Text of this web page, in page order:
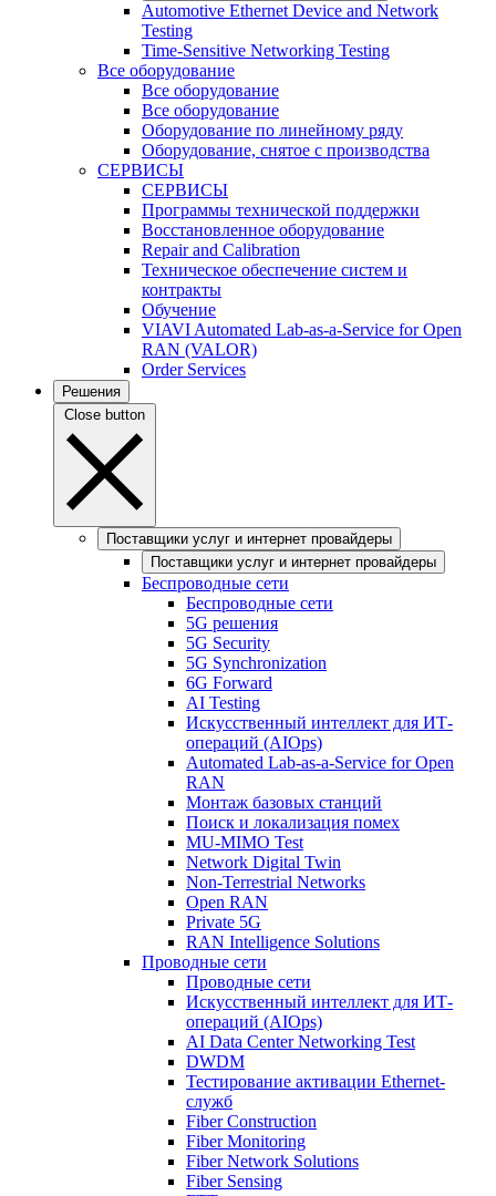
Automotive Ethernet Device and Network
Testing
Time-Sensitive Networking Testing
Все оборудование
Все оборудование
Все оборудование
Оборудование по линейному ряду
Оборудование, снятое с производства
СЕРВИСЫ
СЕРВИСЫ
Программы технической поддержки
Восстановленное оборудование
Repair and Calibration
Техническое обеспечение систем и
контракты
Обучение
VIAVI Automated Lab-as-a-Service for Open
RAN (VALOR)
Order Services
Решения
Close button
Поставщики услуг и интернет провайдеры
Поставщики услуг и интернет провайдеры
Беспроводные сети
Беспроводные сети
5G решения
5G Security
5G Synchronization
6G Forward
AI Testing
Искусственный интеллект для ИТ-
операций (AIOps)
Automated Lab-as-a-Service for Open
RAN
Монтаж базовых станций
Поиск и локализация помех
MU-MIMO Test
Network Digital Twin
Non-Terrestrial Networks
Open RAN
Private 5G
RAN Intelligence Solutions
Проводные сети
Проводные сети
Искусственный интеллект для ИТ-
операций (AIOps)
AI Data Center Networking Test
DWDM
Тестирование активации Ethernet-
служб
Fiber Construction
Fiber Monitoring
Fiber Network Solutions
Fiber Sensing